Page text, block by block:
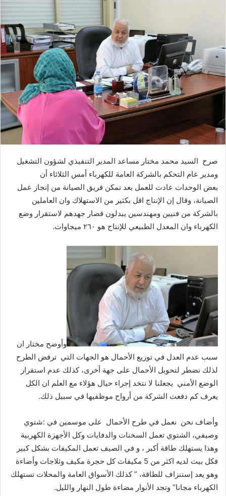
صرح السيد محمد مختار مساعد المدير التنفيذي لشؤون التشغيل
ومدير عام التحكم بالشركة العامة للكهرباء أمس الثلاثاء أن
بعض الوحدات عادت للعمل بعد تمكن فريق الصيانة من إنجاز عمل
الصيانة، وقال إن الإنتاج اقل بكثير من الاستهلاك وان العاملين
بالشركة من فنيين ومهندسين يبدلون قصار جهدهم لاستقرار وضع
الكهرباء وان المعدل الطبيعي للإنتاج هو ٢٦٠ ميجاوات.
وأوضح مختار ان
سبب عدم العدل في توزيع الأحمال هو الجهات التي ترفض الطرح
لذلك نضطر لتحويل الأحمال على جهة أخرى، كذلك عدم استقرار
الوضع الأمني يجعلنا لا نتخد إجراء حيال هؤلاء مع العلم ان الكل
يعرف كم دفعت الشركة من أرواح موظفيها في سبيل ذلك.
وأضاف نحن نعمل في طرح الأحمال على موسمين في :شتوي
وصيفي، الشتوي تعمل السخنات والدفايات وكل الأجهزة الكهربية
وهذا يستهلك طاقة أكبر ، و في الصيف تعمل المكيفات بشكل كبير
فكل بيت لديه اكثر من 5 مكيفات كل حجرة مكيف وثلاجات وأضاءة
وهو يعد إستنزاف للطاقة، ” كذلك الأسواق العامة والمحلات تستهلك
الكهرباء مجانا” وتجد الأنوار مضاءة طول النهار والليل.